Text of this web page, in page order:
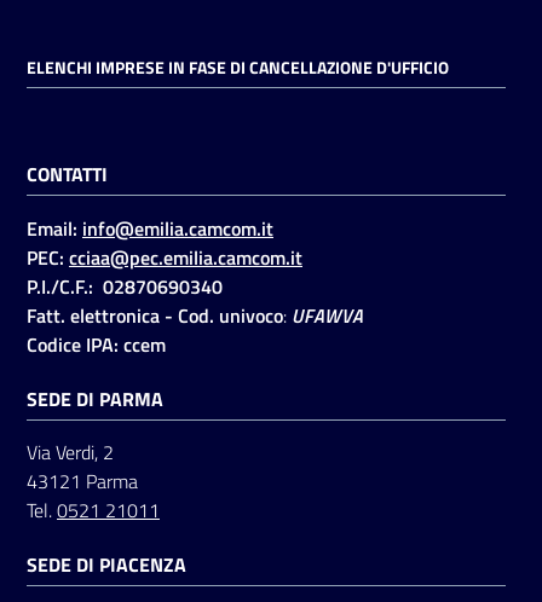
ELENCHI IMPRESE IN FASE DI CANCELLAZIONE D'UFFICIO
CONTATTI
Email: info@emilia.camcom.it
PEC: cciaa@pec.emilia.camcom.it
P.I./C.F.: 02870690340
Fatt. elettronica - Cod. univoco: UFAWVA
Codice IPA: ccem
SEDE DI PARMA
Via Verdi, 2
43121 Parma
Tel.0521 21011
SEDE DI PIACENZA